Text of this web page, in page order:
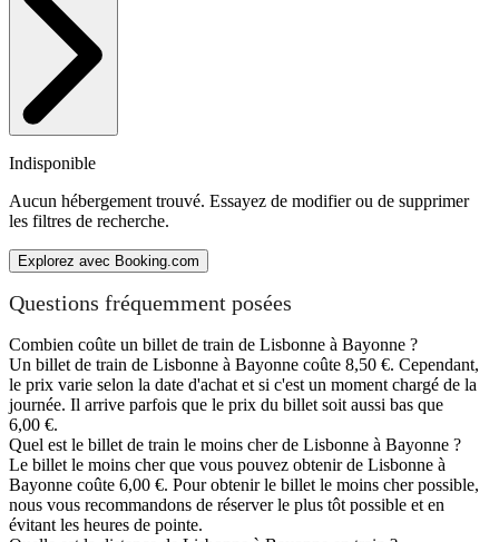
Indisponible
Aucun hébergement trouvé. Essayez de modifier ou de supprimer
les filtres de recherche.
Explorez avec Booking.com
Questions fréquemment posées
Combien coûte un billet de train de Lisbonne à Bayonne ?
Un billet de train de Lisbonne à Bayonne coûte 8,50 €. Cependant,
le prix varie selon la date d'achat et si c'est un moment chargé de la
journée. Il arrive parfois que le prix du billet soit aussi bas que
6,00 €.
Quel est le billet de train le moins cher de Lisbonne à Bayonne ?
Le billet le moins cher que vous pouvez obtenir de Lisbonne à
Bayonne coûte 6,00 €. Pour obtenir le billet le moins cher possible,
nous vous recommandons de réserver le plus tôt possible et en
évitant les heures de pointe.